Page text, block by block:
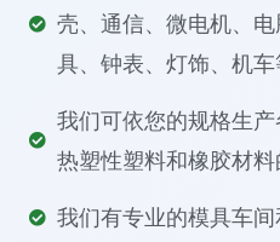
壳、通信、微电机、
具、钟表、灯饰、机车
我们可依您的规格生
热塑性塑料和橡胶材料
我们有专业的模具车间